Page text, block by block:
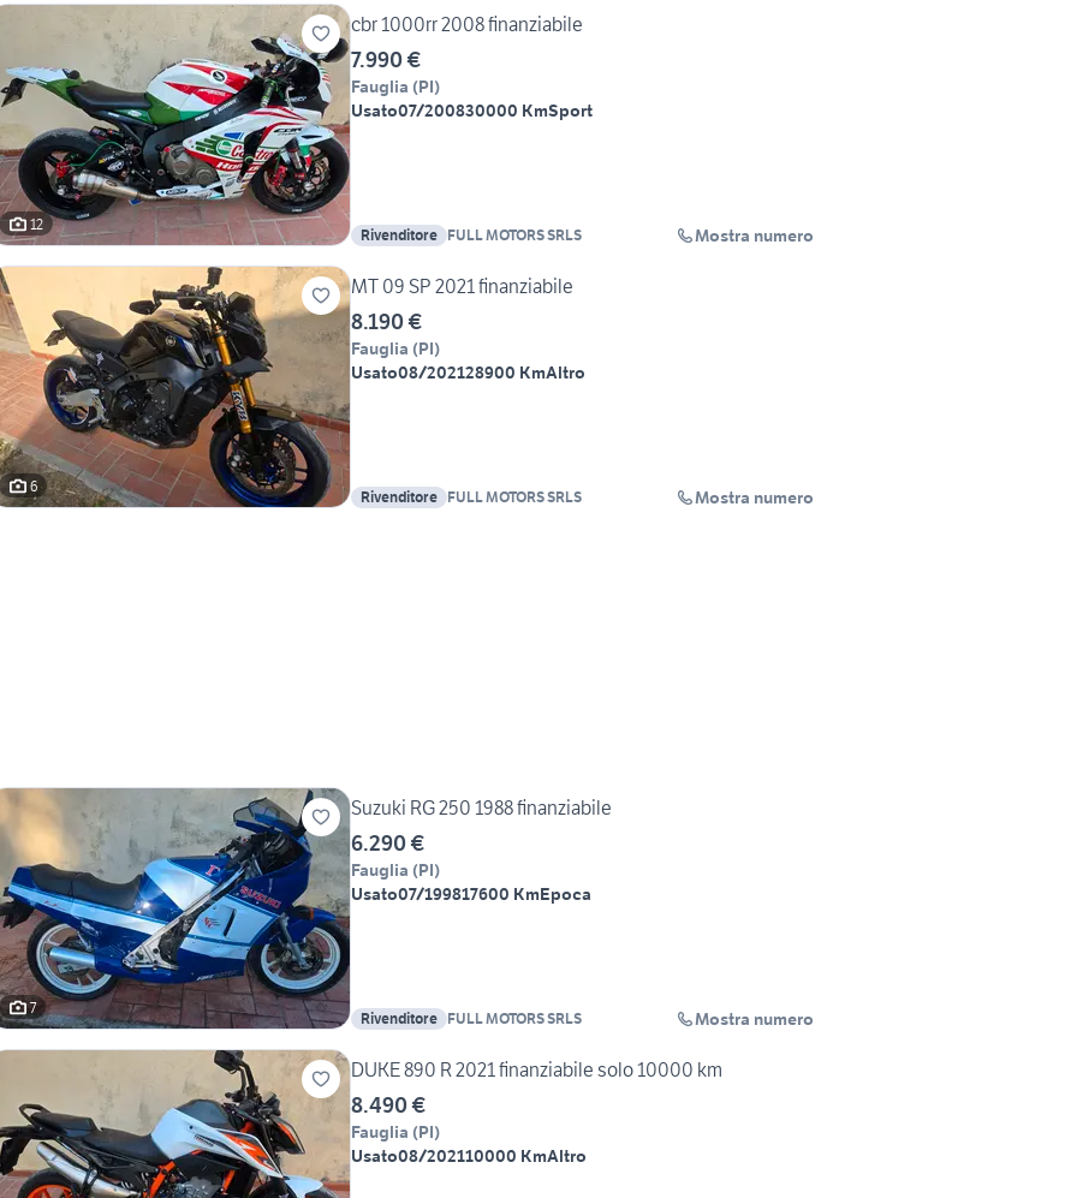
12
cbr 1000rr 2008 finanziabile
7.990 €
Fauglia (PI)
Usato07/200830000 KmSport
Rivenditore FULL MOTORS SRLS Mostra numero
6
MT 09 SP 2021 finanziabile
8.190 €
Fauglia (PI)
Usato08/202128900 KmAltro
Rivenditore FULL MOTORS SRLS Mostra numero
7
Suzuki RG 250 1988 finanziabile
6.290 €
Fauglia (PI)
Usato07/199817600 KmEpoca
Rivenditore FULL MOTORS SRLS Mostra numero
DUKE 890 R 2021 finanziabile solo 10000 km
8.490 €
Fauglia (PI)
Usato08/202110000 KmAltro